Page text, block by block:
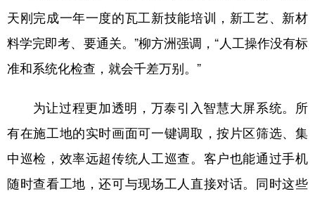
天刚完成一年一度的瓦工新技能培训，新工艺、新材
料学完即考、要通关。”柳方洲强调，“人工操作没有标
准和系统化检查，就会千差万别。”
为让过程更加透明，万泰引入智慧大屏系统。所
有在施工地的实时画面可一键调取，按片区筛选、集
中巡检，效率远超传统人工巡查。客户也能通过手机
随时查看工地，还可与现场工人直接对话。同时这些